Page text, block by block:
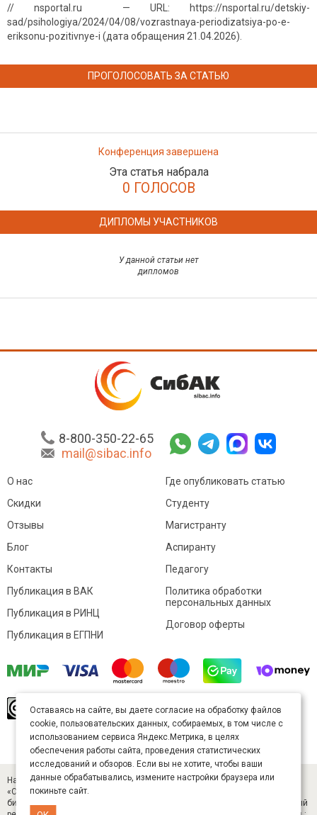
// nsportal.ru — URL: https://nsportal.ru/detskiy-
sad/psihologiya/2024/04/08/vozrastnaya-periodizatsiya-po-e-
eriksonu-pozitivnye-i (дата обращения 21.04.2026).
ПРОГОЛОСОВАТЬ ЗА СТАТЬЮ
Конференция завершена
Эта статья набрала
0 ГОЛОСОВ
ДИПЛОМЫ УЧАСТНИКОВ
У данной статьи нет
дипломов
8-800-350-22-65
mail@sibac.info
О нас
Скидки
Отзывы
Блог
Контакты
Где опубликовать статью
Студенту
Магистранту
Аспиранту
Педагогу
Публикация в ВАК
Публикация в РИНЦ
Публикация в ЕГПНИ
Политика обработки
персональных данных
Договор оферты
произведение доступно полицензии Creative
Commons «Attribution» («Атрибуция») 4.0
Непортированная.
Карта сайта
Научный журнал «Студенческий» (ISSN 2541-9412). Издатель — ООО
«СибАК» (ИНН 5402054157). Размещается в Научной электронной
библиотеке eLIBRARY.RU (договор № 445-11/2019 от 05.11.2019). Главный
Оставаясь на сайте, вы даете согласие на обработку файлов
cookie, пользовательских данных, собираемых, в том числе с
использованием сервиса Яндекс.Метрика, в целях
обеспечения работы сайта, проведения статистических
исследований и обзоров. Если вы не хотите, чтобы ваши
данные обрабатывались, измените настройки браузера или
покиньте сайт.